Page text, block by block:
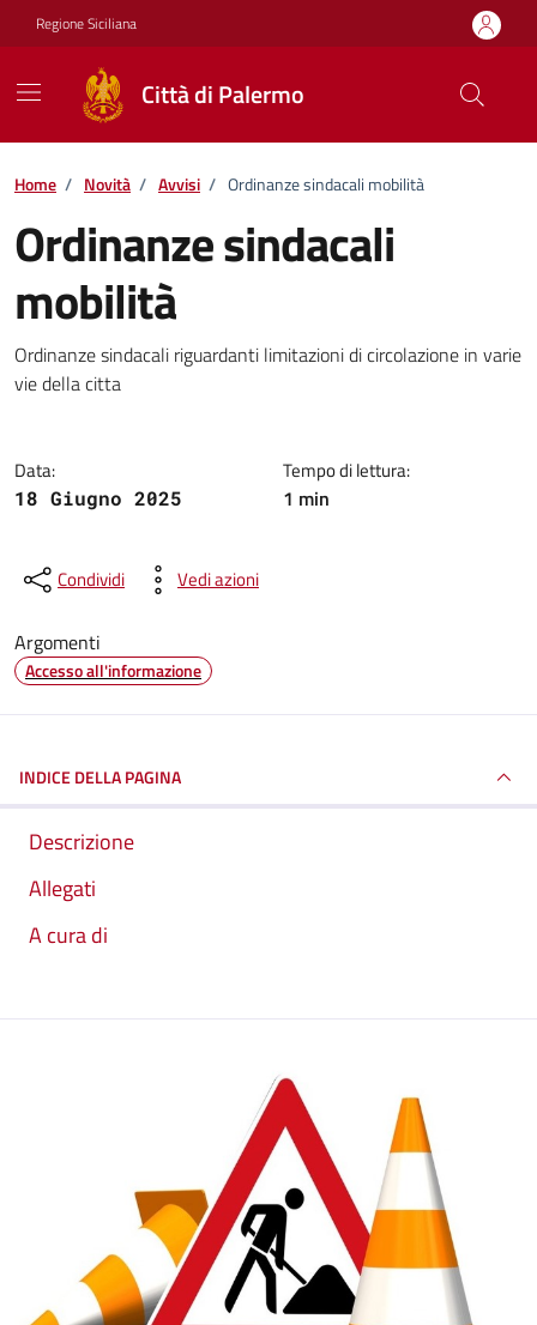
Vai ai contenuti
Vai al footer
Regione Siciliana
Città di Palermo
Home / Novità / Avvisi / Ordinanze sindacali mobilità
Ordinanze sindacali
mobilità
Dettagli della notizia
Ordinanze sindacali riguardanti limitazioni di circolazione in varie
vie della citta
Data:
18 Giugno 2025
Tempo di lettura:
1 min
Condividi Vedi azioni
Argomenti
Accesso all'informazione
INDICE DELLA PAGINA
Descrizione
Allegati
A cura di